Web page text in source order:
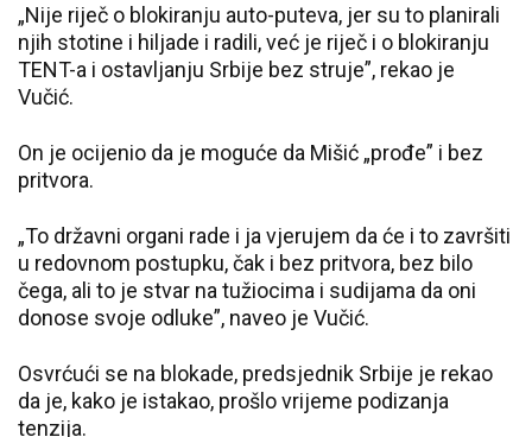
„Nije riječ o blokiranju auto-puteva, jer su to planirali
njih stotine i hiljade i radili, već je riječ i o blokiranju
TENT-a i ostavljanju Srbije bez struje”, rekao je
Vučić.
On je ocijenio da je moguće da Mišić „prođe” i bez
pritvora.
„To državni organi rade i ja vjerujem da će i to završiti
u redovnom postupku, čak i bez pritvora, bez bilo
čega, ali to je stvar na tužiocima i sudijama da oni
donose svoje odluke”, naveo je Vučić.
Osvrćući se na blokade, predsjednik Srbije je rekao
da je, kako je istakao, prošlo vrijeme podizanja
tenzija.